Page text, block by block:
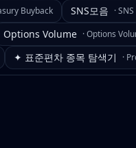
Buyback SNS모음 ·SNS
Options Volume ·Options
✦ 표준편차 종목 탐색기 ·